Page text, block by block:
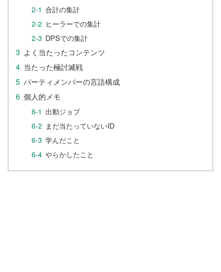
合計の集計
ヒーラーでの集計
DPSでの集計
よく当たったコンテンツ
当たった極討滅戦
パーティメンバーの言語構成
個人的メモ
出動ジョブ
まだ当たっていないID
学んだこと
やらかしたこと